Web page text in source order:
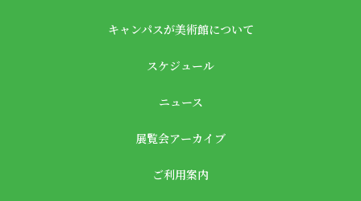
キャンパスが美術館について
スケジュール
ニュース
展覧会アーカイブ
ご利用案内